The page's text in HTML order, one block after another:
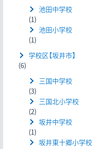
池田中学校
(1)
池田小学校
(1)
学校区【坂井市】
(6)
三国中学校
(3)
三国北小学校
(2)
坂井中学校
(1)
坂井東十郷小学校